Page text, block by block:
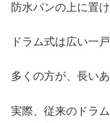
防水パンの上に置
ドラム式は広い一
多くの方が、長い
実際、従来のドラ